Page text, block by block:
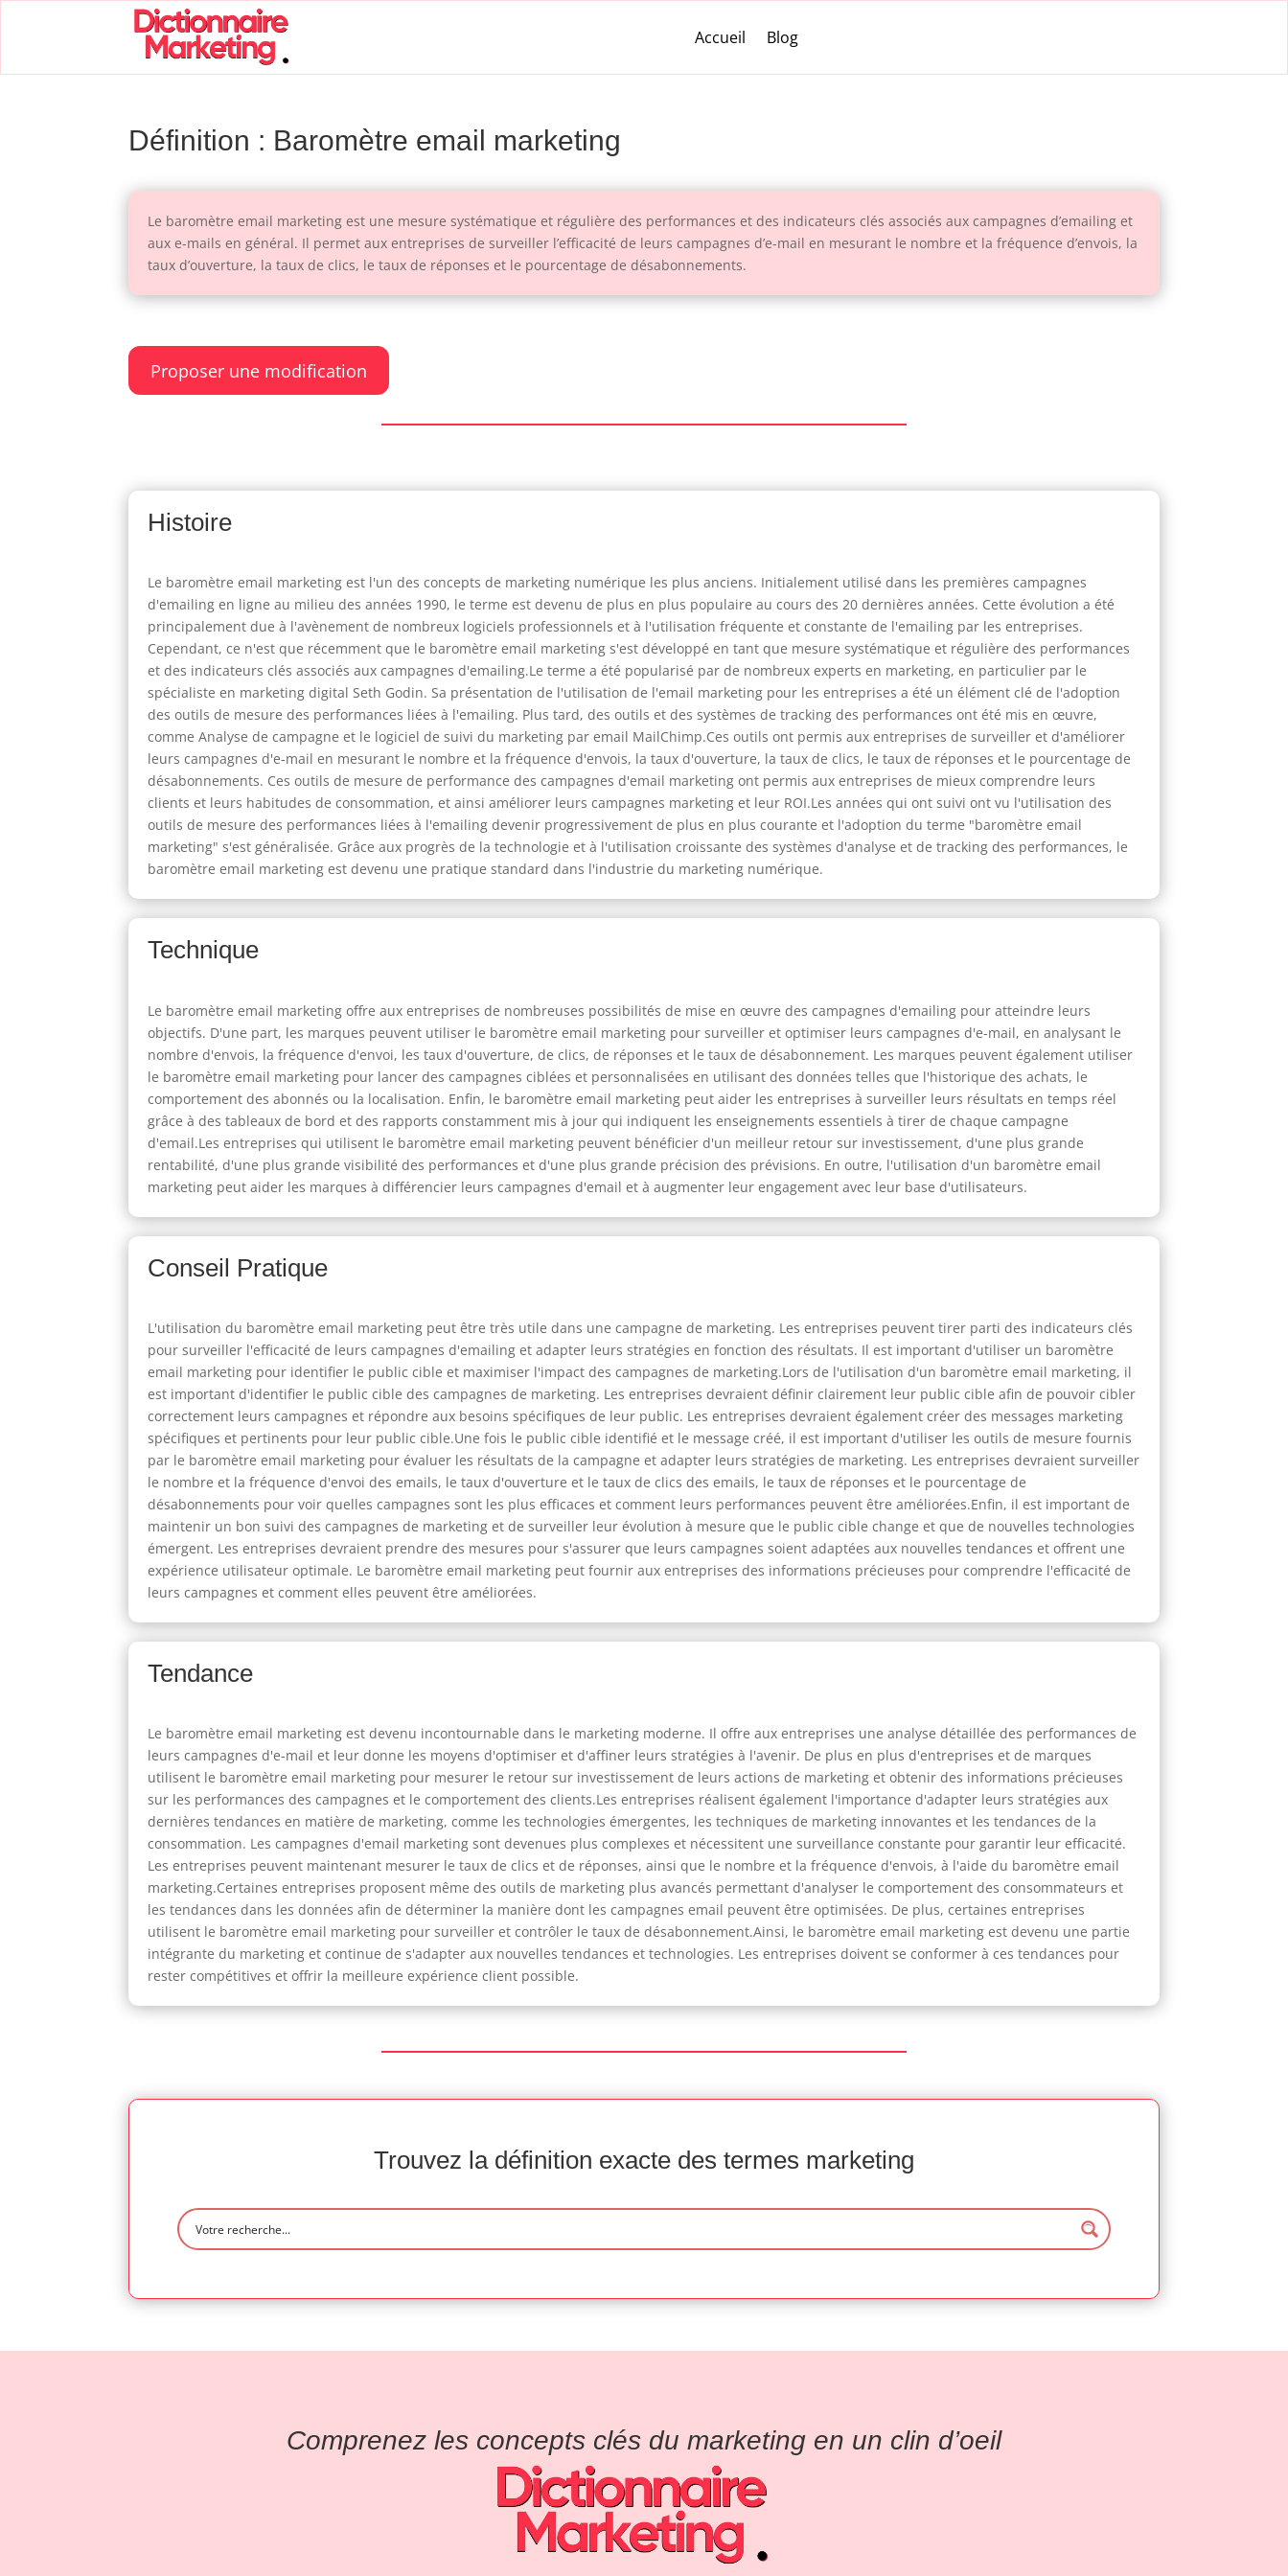
Accueil Blog
Définition : Baromètre email marketing
Le baromètre email marketing est une mesure systématique et régulière des performances et des indicateurs clés associés aux campagnes d’emailing et
aux e-mails en général. Il permet aux entreprises de surveiller l’efficacité de leurs campagnes d’e-mail en mesurant le nombre et la fréquence d’envois, la
taux d’ouverture, la taux de clics, le taux de réponses et le pourcentage de désabonnements.
Proposer une modification
Histoire
Le baromètre email marketing est l'un des concepts de marketing numérique les plus anciens. Initialement utilisé dans les premières campagnes
d'emailing en ligne au milieu des années 1990, le terme est devenu de plus en plus populaire au cours des 20 dernières années. Cette évolution a été
principalement due à l'avènement de nombreux logiciels professionnels et à l'utilisation fréquente et constante de l'emailing par les entreprises.
Cependant, ce n'est que récemment que le baromètre email marketing s'est développé en tant que mesure systématique et régulière des performances
et des indicateurs clés associés aux campagnes d'emailing.Le terme a été popularisé par de nombreux experts en marketing, en particulier par le
spécialiste en marketing digital Seth Godin. Sa présentation de l'utilisation de l'email marketing pour les entreprises a été un élément clé de l'adoption
des outils de mesure des performances liées à l'emailing. Plus tard, des outils et des systèmes de tracking des performances ont été mis en œuvre,
comme Analyse de campagne et le logiciel de suivi du marketing par email MailChimp.Ces outils ont permis aux entreprises de surveiller et d'améliorer
leurs campagnes d'e-mail en mesurant le nombre et la fréquence d'envois, la taux d'ouverture, la taux de clics, le taux de réponses et le pourcentage de
désabonnements. Ces outils de mesure de performance des campagnes d'email marketing ont permis aux entreprises de mieux comprendre leurs
clients et leurs habitudes de consommation, et ainsi améliorer leurs campagnes marketing et leur ROI.Les années qui ont suivi ont vu l'utilisation des
outils de mesure des performances liées à l'emailing devenir progressivement de plus en plus courante et l'adoption du terme "baromètre email
marketing" s'est généralisée. Grâce aux progrès de la technologie et à l'utilisation croissante des systèmes d'analyse et de tracking des performances, le
baromètre email marketing est devenu une pratique standard dans l'industrie du marketing numérique.
Technique
Le baromètre email marketing offre aux entreprises de nombreuses possibilités de mise en œuvre des campagnes d'emailing pour atteindre leurs
objectifs. D'une part, les marques peuvent utiliser le baromètre email marketing pour surveiller et optimiser leurs campagnes d'e-mail, en analysant le
nombre d'envois, la fréquence d'envoi, les taux d'ouverture, de clics, de réponses et le taux de désabonnement. Les marques peuvent également utiliser
le baromètre email marketing pour lancer des campagnes ciblées et personnalisées en utilisant des données telles que l'historique des achats, le
comportement des abonnés ou la localisation. Enfin, le baromètre email marketing peut aider les entreprises à surveiller leurs résultats en temps réel
grâce à des tableaux de bord et des rapports constamment mis à jour qui indiquent les enseignements essentiels à tirer de chaque campagne
d'email.Les entreprises qui utilisent le baromètre email marketing peuvent bénéficier d'un meilleur retour sur investissement, d'une plus grande
rentabilité, d'une plus grande visibilité des performances et d'une plus grande précision des prévisions. En outre, l'utilisation d'un baromètre email
marketing peut aider les marques à différencier leurs campagnes d'email et à augmenter leur engagement avec leur base d'utilisateurs.
Conseil Pratique
L'utilisation du baromètre email marketing peut être très utile dans une campagne de marketing. Les entreprises peuvent tirer parti des indicateurs clés
pour surveiller l'efficacité de leurs campagnes d'emailing et adapter leurs stratégies en fonction des résultats. Il est important d'utiliser un baromètre
email marketing pour identifier le public cible et maximiser l'impact des campagnes de marketing.Lors de l'utilisation d'un baromètre email marketing, il
est important d'identifier le public cible des campagnes de marketing. Les entreprises devraient définir clairement leur public cible afin de pouvoir cibler
correctement leurs campagnes et répondre aux besoins spécifiques de leur public. Les entreprises devraient également créer des messages marketing
spécifiques et pertinents pour leur public cible.Une fois le public cible identifié et le message créé, il est important d'utiliser les outils de mesure fournis
par le baromètre email marketing pour évaluer les résultats de la campagne et adapter leurs stratégies de marketing. Les entreprises devraient surveiller
le nombre et la fréquence d'envoi des emails, le taux d'ouverture et le taux de clics des emails, le taux de réponses et le pourcentage de
désabonnements pour voir quelles campagnes sont les plus efficaces et comment leurs performances peuvent être améliorées.Enfin, il est important de
maintenir un bon suivi des campagnes de marketing et de surveiller leur évolution à mesure que le public cible change et que de nouvelles technologies
émergent. Les entreprises devraient prendre des mesures pour s'assurer que leurs campagnes soient adaptées aux nouvelles tendances et offrent une
expérience utilisateur optimale. Le baromètre email marketing peut fournir aux entreprises des informations précieuses pour comprendre l'efficacité de
leurs campagnes et comment elles peuvent être améliorées.
Tendance
Le baromètre email marketing est devenu incontournable dans le marketing moderne. Il offre aux entreprises une analyse détaillée des performances de
leurs campagnes d'e-mail et leur donne les moyens d'optimiser et d'affiner leurs stratégies à l'avenir. De plus en plus d'entreprises et de marques
utilisent le baromètre email marketing pour mesurer le retour sur investissement de leurs actions de marketing et obtenir des informations précieuses
sur les performances des campagnes et le comportement des clients.Les entreprises réalisent également l'importance d'adapter leurs stratégies aux
dernières tendances en matière de marketing, comme les technologies émergentes, les techniques de marketing innovantes et les tendances de la
consommation. Les campagnes d'email marketing sont devenues plus complexes et nécessitent une surveillance constante pour garantir leur efficacité.
Les entreprises peuvent maintenant mesurer le taux de clics et de réponses, ainsi que le nombre et la fréquence d'envois, à l'aide du baromètre email
marketing.Certaines entreprises proposent même des outils de marketing plus avancés permettant d'analyser le comportement des consommateurs et
les tendances dans les données afin de déterminer la manière dont les campagnes email peuvent être optimisées. De plus, certaines entreprises
utilisent le baromètre email marketing pour surveiller et contrôler le taux de désabonnement.Ainsi, le baromètre email marketing est devenu une partie
intégrante du marketing et continue de s'adapter aux nouvelles tendances et technologies. Les entreprises doivent se conformer à ces tendances pour
rester compétitives et offrir la meilleure expérience client possible.
Trouvez la définition exacte des termes marketing
Comprenez les concepts clés du marketing en un clin d’oeil